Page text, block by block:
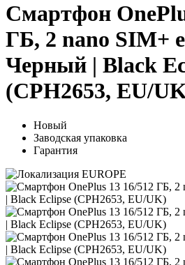
Смартфон
ГБ, 2 nano SIM+
Черный | Black
(CPH2653, EU/
Новый
Заводская упаковка
Гарантия